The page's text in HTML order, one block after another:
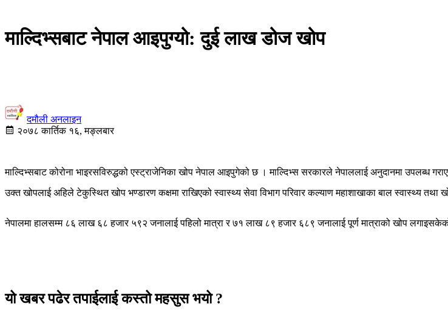
माल्दिभ्सबाट नेपाल आइपुग्यो: दुई लाख डोज खोप
दमौली अनलाइन
२०७८ कार्तिक १६, मङ्लबार
माल्दिभ्सबाट कोरोना भाइरसविरुद्धको एस्ट्राजेनिका खोप नेपाल आइपुगेको छ । माल्दिभ्स सरकारले नेपाललाई अनुदानमा उपलब्ध
उक्त खोपलाई अहिले टेकुस्थित खोप भण्डारण कक्षमा राखिएको स्वास्थ्य सेवा विभाग परिवार कल्याण महाशाखाका बाल स्वास्थ्य तथा
नेपालमा हालसम्म ८६ लाख ६८ हजार ५९२ जनालाई पहिलो मात्रा र ७१ लाख ८९ हजार ६८९ जनालाई पूर्ण मात्राको खोप
यो खबर पढेर तपाईलाई कस्तो महसुस भयो ?